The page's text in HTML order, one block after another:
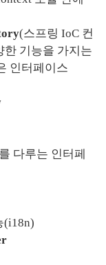
(스프링 IoC 컨
한 기능을 가지는
인터페이스
다루는 인터페
(i18n)